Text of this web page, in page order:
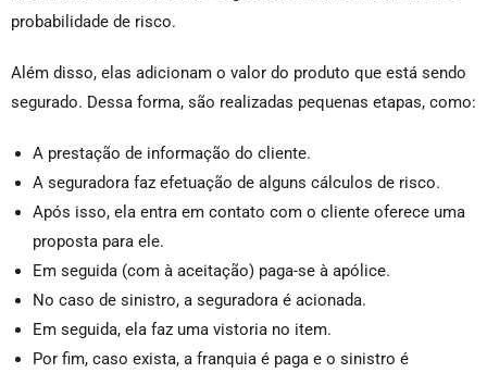
probabilidade de risco.
Além disso, elas adicionam o valor do produto que está sendo
segurado. Dessa forma, são realizadas pequenas etapas, como:
A prestação de informação do cliente.
A seguradora faz efetuação de alguns cálculos de risco.
Após isso, ela entra em contato com o cliente oferece uma
proposta para ele.
Em seguida (com à aceitação) paga-se à apólice.
No caso de sinistro, a seguradora é acionada.
Em seguida, ela faz uma vistoria no item.
Por fim, caso exista, a franquia é paga e o sinistro é